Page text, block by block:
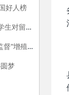
好人榜
40万个瓶子，收集着大学生对留守儿童的帮扶
山东水利职院师生义务监督“增殖放流”彰显社会责任
梦